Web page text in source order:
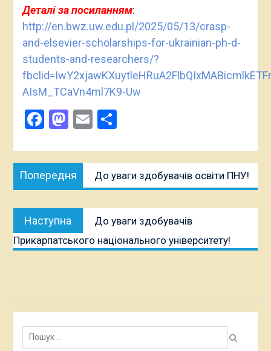
Деталі за посиланням:
http://en.bwz.uw.edu.pl/2025/05/13/crasp-
and-elsevier-scholarships-for-ukrainian-ph-d-
students-and-researchers/?
AIsM_TCaVn4ml7K9-Uw
Facebook
Mastodon
EmailПоділитися
Навігація
записів
Попередня
публікація:
До уваги здобувачів освіти ПНУ!
Наступна
публікація:
До уваги здобувачів
Прикарпатського національного університету!
Пошук: